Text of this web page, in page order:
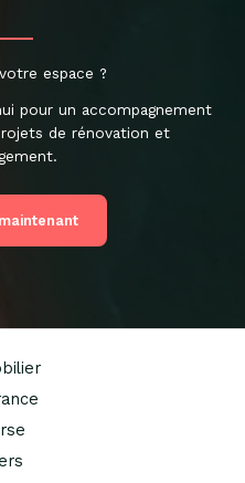
espace ?
pour un accompagnement
de rénovation et